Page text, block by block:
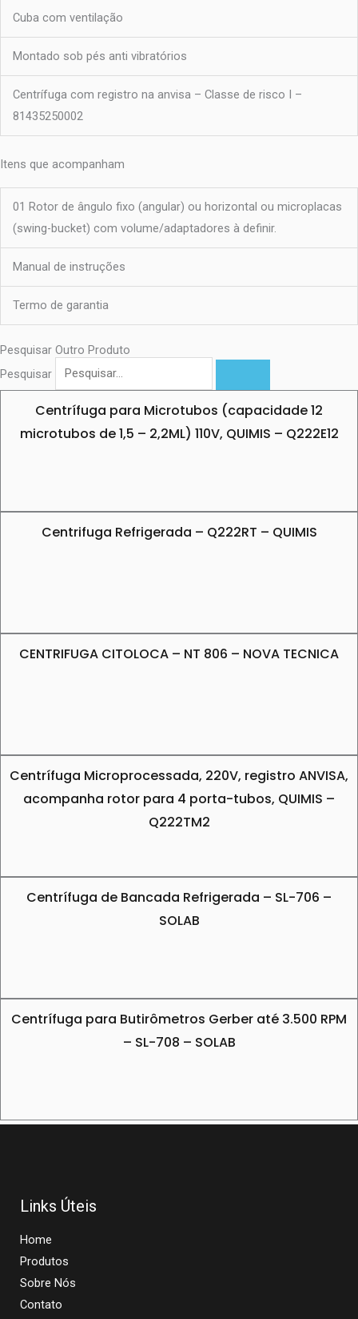
Cuba com ventilação
Montado sob pés anti vibratórios
Centrífuga com registro na anvisa – Classe de risco I –
81435250002
Itens que acompanham
01 Rotor de ângulo fixo (angular) ou horizontal ou microplacas
(swing-bucket) com volume/adaptadores à definir.
Manual de instruções
Termo de garantia
Pesquisar Outro Produto
Pesquisar
Centrífuga para Microtubos (capacidade 12
microtubos de 1,5 – 2,2ML) 110V, QUIMIS – Q222E12
Centrifuga Refrigerada – Q222RT – QUIMIS
CENTRIFUGA CITOLOCA – NT 806 – NOVA TECNICA
Centrífuga Microprocessada, 220V, registro ANVISA,
acompanha rotor para 4 porta-tubos, QUIMIS –
Q222TM2
Centrífuga de Bancada Refrigerada – SL-706 –
SOLAB
Centrífuga para Butirômetros Gerber até 3.500 RPM
– SL-708 – SOLAB
Links Úteis
Home
Produtos
Sobre Nós
Contato